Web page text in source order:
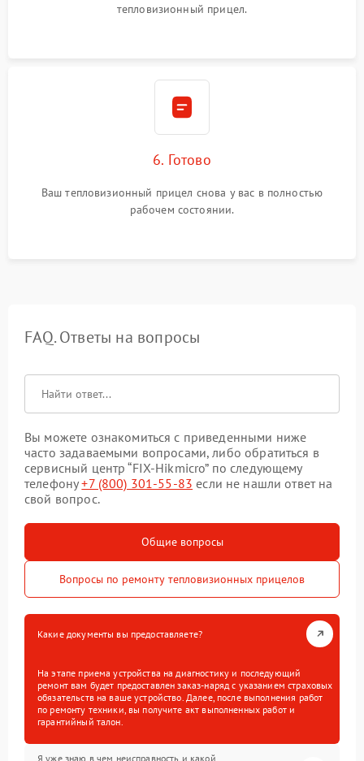
тепловизионный прицел.
6. Готово
Ваш тепловизионный прицел снова у вас в полностью
рабочем состоянии.
FAQ. Ответы на вопросы
Вы можете ознакомиться с приведенными ниже
часто задаваемыми вопросами, либо обратиться в
сервисный центр “FIX-Hikmicro” по следующему
телефону+7 (800) 301-55-83 если не нашли ответ на
свой вопрос.
Общие вопросы
Вопросы по ремонту тепловизионных прицелов
Какие документы вы предоставляете?
На этапе приема устройства на диагностику и последующий
ремонт вам будет предоставлен заказ-наряд с указанием страховых
обязательств на ваше устройство. Далее, после выполнения работ
по ремонту техники, вы получите акт выполненных работ и
гарантийный талон.
Я уже знаю в чем неисправность и какой